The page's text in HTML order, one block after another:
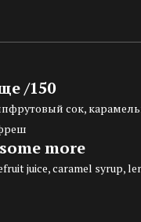
/150
сок,
more
juice, caramel syrup,